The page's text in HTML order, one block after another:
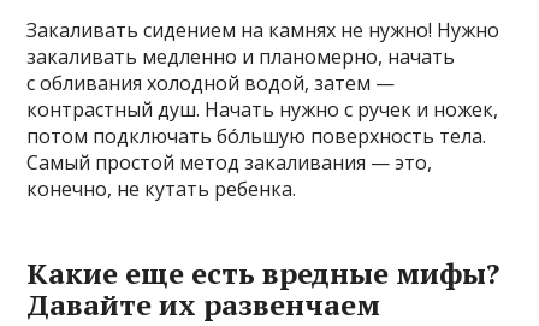
Закаливать сидением на камнях не нужно! Нужно
закаливать медленно и планомерно, начать
с обливания холодной водой, затем —
контрастный душ. Начать нужно с ручек и ножек,
потом подключать бóльшую поверхность тела.
Самый простой метод закаливания — это,
конечно, не кутать ребенка.
Какие еще есть вредные мифы?
Давайте их развенчаем